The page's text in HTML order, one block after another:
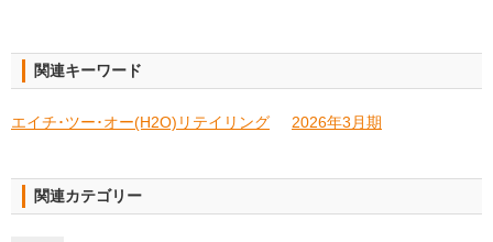
関連キーワード
エイチ･ツー･オー(H2O)リテイリング 2026年3月期
関連カテゴリー